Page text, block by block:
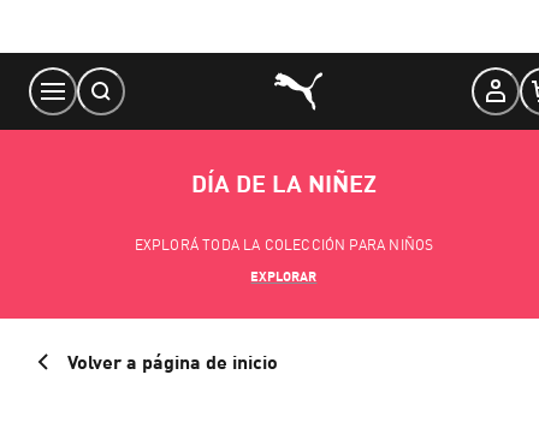
Content
DÍA DE LA NIÑEZ
EXPLORÁ TODA LA COLECCIÓN PARA NIÑOS
EXPLORAR
Volver a página de inicio